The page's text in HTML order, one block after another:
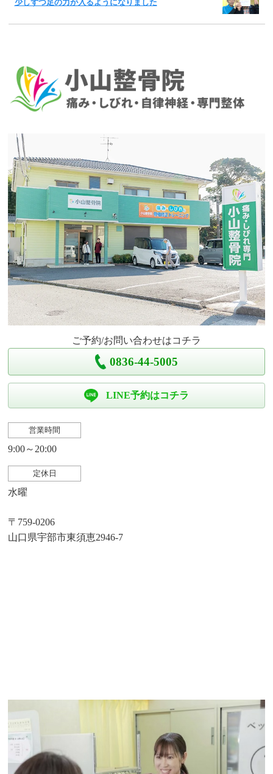
少しずつ足の力が入るようになりました
ご予約/お問い合わせはコチラ
0836-44-5005
LINE予約はコチラ
営業時間
9:00～20:00
定休日
水曜
〒759-0206
山口県宇部市東須恵2946-7